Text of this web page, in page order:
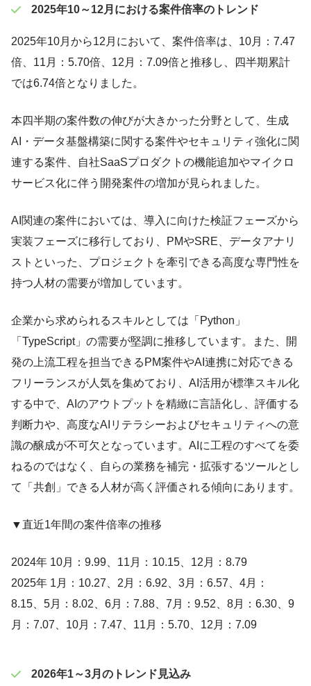
2025年10～12月における案件倍率のトレンド
2025年10月から12月において、案件倍率は、10月：7.47
倍、11月：5.70倍、12月：7.09倍と推移し、四半期累計
では6.74倍となりました。
本四半期の案件数の伸びが大きかった分野として、生成
AI・データ基盤構築に関する案件やセキュリティ強化に関
連する案件、自社SaaSプロダクトの機能追加やマイクロ
サービス化に伴う開発案件の増加が見られました。
AI関連の案件においては、導入に向けた検証フェーズから
実装フェーズに移行しており、PMやSRE、データアナリ
ストといった、プロジェクトを牽引できる高度な専門性を
持つ人材の需要が増加しています。
企業から求められるスキルとしては「Python」
「TypeScript」の需要が堅調に推移しています。また、開
発の上流工程を担当できるPM案件やAI連携に対応できる
フリーランスが人気を集めており、AI活用が標準スキル化
する中で、AIのアウトプットを精緻に言語化し、評価する
判断力や、高度なAIリテラシーおよびセキュリティへの意
識の醸成が不可欠となっています。AIに工程のすべてを委
ねるのではなく、自らの業務を補完・拡張するツールとし
て「共創」できる人材が高く評価される傾向にあります。
▼︎直近1年間の案件倍率の推移
2024年 10月：9.99、11月：10.15、12月：8.79
2025年 1月：10.27、2月：6.92、3月：6.57、4月：
8.15、5月：8.02、6月：7.88、7月：9.52、8月：6.30、9
月：7.07、10月：7.47、11月：5.70、12月：7.09
2026年1～3月のトレンド見込み